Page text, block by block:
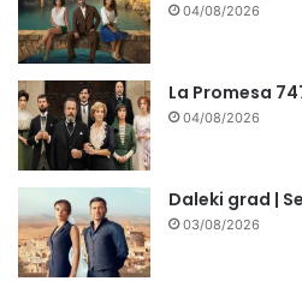
04/08/2026
La Promesa
04/08/2026
Daleki grad |
03/08/2026